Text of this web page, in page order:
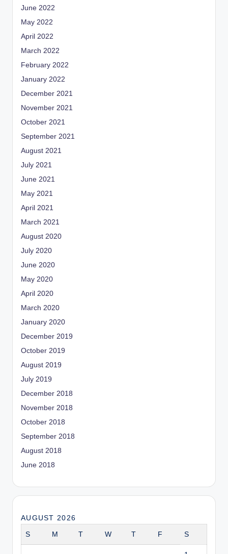
June 2022
May 2022
April 2022
March 2022
February 2022
January 2022
December 2021
November 2021
October 2021
September 2021
August 2021
July 2021
June 2021
May 2021
April 2021
March 2021
August 2020
July 2020
June 2020
May 2020
April 2020
March 2020
January 2020
December 2019
October 2019
August 2019
July 2019
December 2018
November 2018
October 2018
September 2018
August 2018
June 2018
AUGUST 2026
S M T W T F S